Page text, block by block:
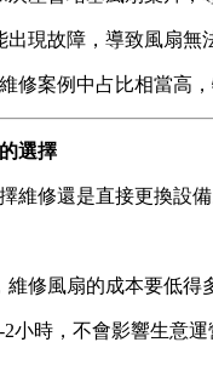
出現故障，導致風扇無
修案例中占比相當高
選擇
維修還是直接更換設
維修風扇的成本要低
小時，不會影響生意運